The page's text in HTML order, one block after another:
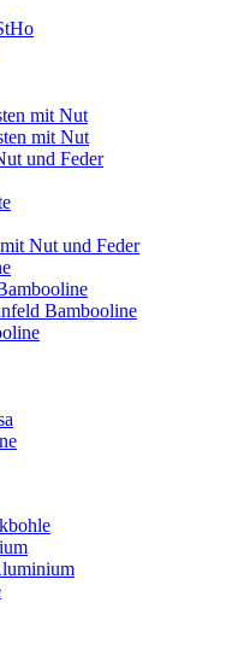
mit Nut
mit Nut
und Feder
Nut und Feder
Bambooline